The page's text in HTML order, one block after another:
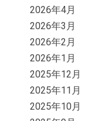
2026年4月
2026年3月
2026年2月
2026年1月
2025年12月
2025年11月
2025年10月